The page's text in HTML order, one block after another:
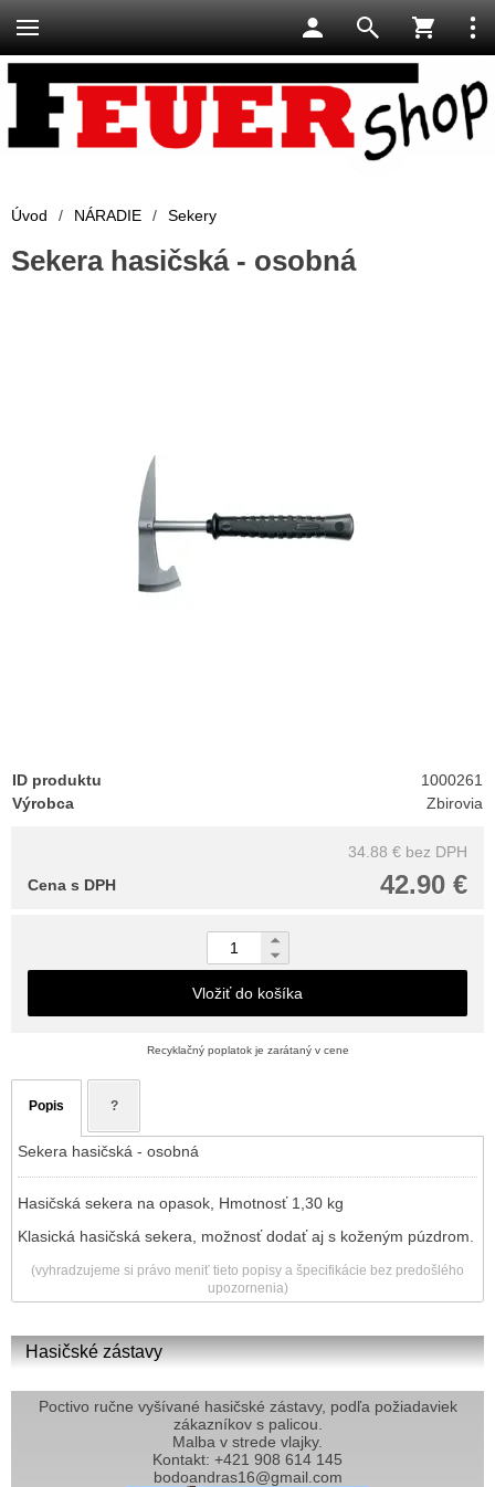
Hasičské zástavy
Poctivo ručne vyšívané hasičské zástavy, podľa požiadaviek
zákazníkov s palicou.
Malba v strede vlajky.
Kontakt: +421 908 614 145
bodoandras16@gmail.com
Úvod / NÁRADIE / Sekery
Sekera hasičská - osobná
ID produktu
1000261
Výrobca
Zbirovia
34.88 € bez DPH
42.90 €
Cena s DPH
Vložiť do košíka
Recyklačný poplatok je zarátaný v cene
Popis ?
Sekera hasičská - osobná
Hasičská sekera na opasok, Hmotnosť 1,30 kg
Klasická hasičská sekera, možnosť dodať aj s koženým púzdrom.
(vyhradzujeme si právo meniť tieto popisy a špecifikácie bez predošlého
upozornenia)